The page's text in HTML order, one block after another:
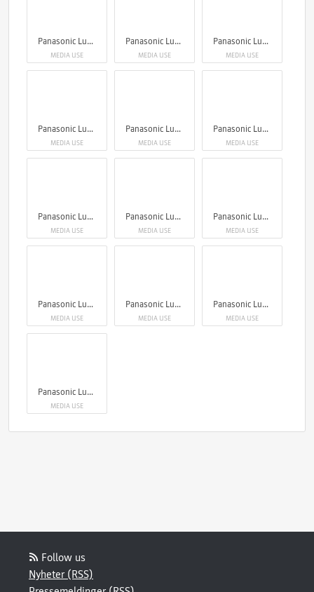
Panasonic Lumix S1RII
MEDIA USE
Panasonic Lumix S1RII
MEDIA USE
Panasonic Lumix S1RII
MEDIA USE
Panasonic Lumix S1RII
MEDIA USE
Panasonic Lumix S1RII
MEDIA USE
Panasonic Lumix S1RII
MEDIA USE
Panasonic Lumix S1RII
MEDIA USE
Panasonic Lumix S1RII
MEDIA USE
Panasonic Lumix S1RII
MEDIA USE
Panasonic Lumix S1RII
MEDIA USE
Panasonic Lumix S1RII
MEDIA USE
Panasonic Lumix S1RII
MEDIA USE
Panasonic Lumix S1RII
MEDIA USE
Follow us
Nyheter (RSS)